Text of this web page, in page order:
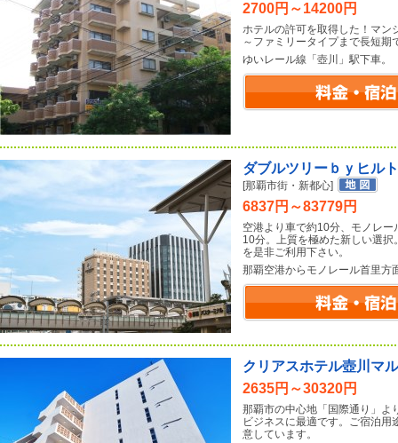
2700円～14200円
ホテルの許可を取得した！マン
～ファミリータイプまで長短期
ゆいレール線「壺川」駅下車。
ダブルツリーｂｙヒル
[那覇市街・新都心]
6837円～83779円
空港より車で約10分、モノレ
10分。上質を極めた新しい選
を是非ご利用下さい。
那覇空港からモノレール首里方
クリアスホテル壺川マ
2635円～30320円
那覇市の中心地「国際通り」よ
ビジネスに最適です。ご宿泊
意しています。